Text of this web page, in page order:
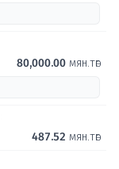
80,000.00 мян.төг
487.52 мян.төг